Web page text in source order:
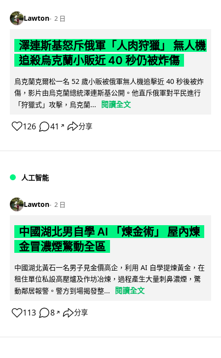
Lawton 2 日
澤連斯基怒斥俄軍「人肉狩獵」 無人機
追殺烏克蘭小販近 40 秒仍被炸傷
烏克蘭克爾松一名 52 歲小販被俄軍無人機追擊近 40 秒後被炸
傷，影片由烏克蘭總統澤連斯基公開。他直斥俄軍對平民進行
「狩獵式」攻擊，烏克蘭...
閱讀全文
126 41 ↗ 分享
人工智能
Lawton 2 日
中國湖北男自學 AI 「煉金術」 屋內煉
金冒濃煙驚動全區
中國湖北黃石一名男子見金價高企，利用 AI 自學提煉黃金，在
租住單位私設高壓爐及作坊冶煉，過程產生大量刺鼻濃煙，驚
動鄰居報警。警方到場揭發整...
閱讀全文
113 8 ↗ 分享